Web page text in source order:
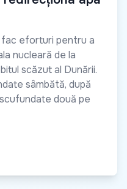
eforturi pentru a
nucleară de la
scăzut al Dunării.
sâmbătă, după
două pe